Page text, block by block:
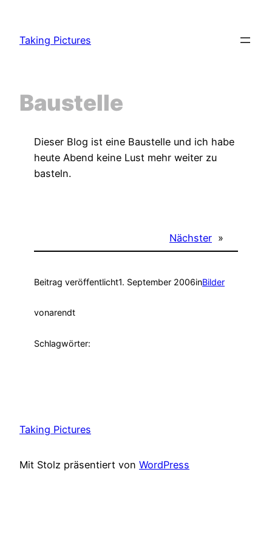
springen
Taking Pictures
Baustelle
Dieser Blog ist eine Baustelle und ich habe
heute Abend keine Lust mehr weiter zu
basteln.
Nächster »
Beitrag veröffentlicht1. September 2006inBilder
vonarendt
Schlagwörter:
Taking Pictures
Mit Stolz präsentiert von WordPress